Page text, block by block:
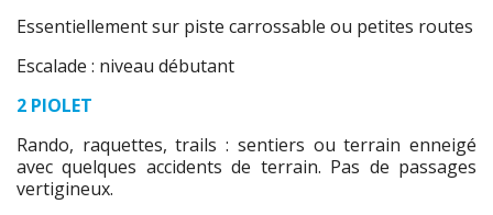
Essentiellement sur piste carrossable ou petites routes
Escalade : niveau débutant
2 PIOLET
Rando, raquettes, trails : sentiers ou terrain enneigé
avec quelques accidents de terrain. Pas de passages
vertigineux.